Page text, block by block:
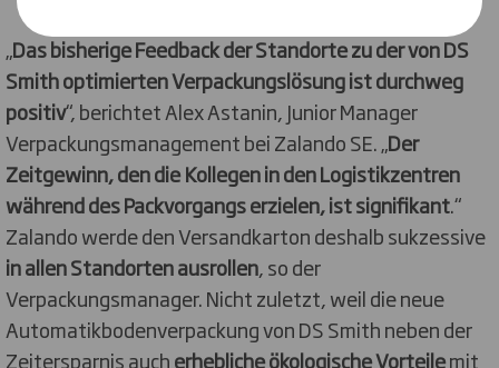
„Das bisherige Feedback der Standorte zu der von DS
Smith optimierten Verpackungslösung ist durchweg
positiv“, berichtet Alex Astanin, Junior Manager
Verpackungsmanagement bei Zalando SE. „Der
Zeitgewinn, den die Kollegen in den Logistikzentren
während des Packvorgangs erzielen, ist signifikant.“
Zalando werde den Versandkarton deshalb sukzessive
in allen Standorten ausrollen, so der
Verpackungsmanager. Nicht zuletzt, weil die neue
Automatikbodenverpackung von DS Smith neben der
Zeitersparnis aucherhebliche ökologische Vorteilemit